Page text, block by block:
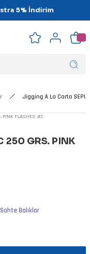
5% İndirim
Jigging A La Carta SEPIA
250 GRS. PINK
Balıklar